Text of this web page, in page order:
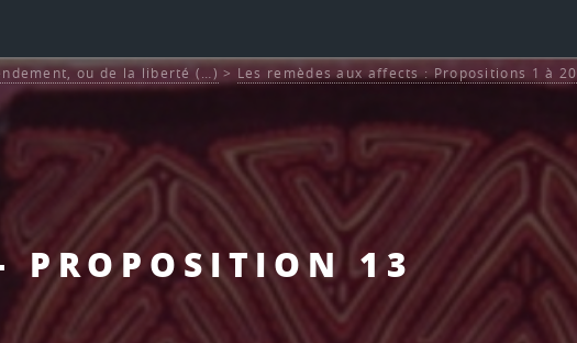
PROPOSITION 13
ou de la liberté (…) > Les remèdes aux affects : Propositions 1 à 20